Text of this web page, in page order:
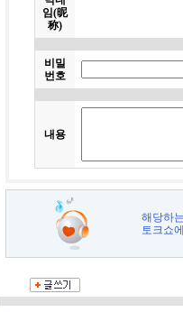
임(昵
称)
비밀
번호
내용
해당하
토크쇼